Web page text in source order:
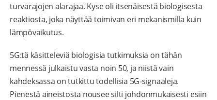
turvarajojen alarajaa. Kyse oli itsenäisestä biologisesta
reaktiosta, joka näyttää toimivan eri mekanismilla kuin
lämpövaikutus.
5G:tä käsitteleviä biologisia tutkimuksia on tähän
mennessä julkaistu vasta noin 50, ja niistä vain
kahdeksassa on tutkittu todellisia 5G-signaaleja.
Pienestä aineistosta nousee silti johdonmukaisesti esiin